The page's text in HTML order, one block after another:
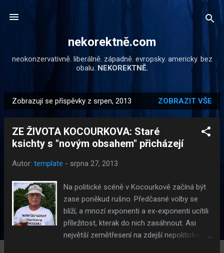
nekorektně.com
neokonzervativně. liberálně. západně. evropsky. americky. bez
obalu. NEKOREKTNĚ.
P
ř
Zobrazují se příspěvky z srpen, 2013 ZOBRAZIT VŠE
ZE ŽIVOTA KOCOURKOVA: Staré
ksichty s "novým obsahem" přicházejí
Autor: template - srpna 27, 2013
Na politické scéně v Kocourkově začíná být
zase poněkud rušno. Předčasné volby se
blíží, a mnozí exponenti a ex-exponenti ucítili
příležitost, kterak do nich zasáhnout. Asi
největší zemětřesení na zdejší nepoliticko-